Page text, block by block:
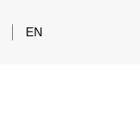
EN